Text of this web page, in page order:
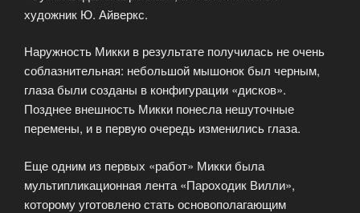
художник Ю. Айверкс.
Наружность Микки в результате получилась не очень
соблазнительная: небольшой мышонок был черным,
глаза были созданы в конфигурации «дисков».
Позднее внешность Микки понесла нешуточные
перемены, и в первую очередь изменились глаза.
Еще одним из первых «работ» Микки была
мультипликационная лента «Пароходик Вилли»,
которому уготовлено стать основополагающим